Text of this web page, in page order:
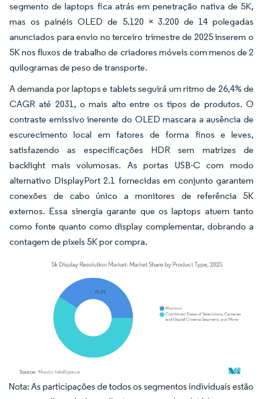
segmento de laptops fica atrás em penetração nativa de 5K,
mas os painéis OLED de 5.120 × 3.200 de 14 polegadas
anunciados para envio no terceiro trimestre de 2025 inserem o
5K nos fluxos de trabalho de criadores móveis com menos de 2
quilogramas de peso de transporte.
A demanda por laptops e tablets seguirá um ritmo de 26,4% de
CAGR até 2031, o mais alto entre os tipos de produtos. O
contraste emissivo inerente do OLED mascara a ausência de
escurecimento local em fatores de forma finos e leves,
satisfazendo as especificações HDR sem matrizes de
backlight mais volumosas. As portas USB-C com modo
alternativo DisplayPort 2.1 fornecidas em conjunto garantem
conexões de cabo único a monitores de referência 5K
externos. Essa sinergia garante que os laptops atuem tanto
como fonte quanto como display complementar, dobrando a
contagem de pixels 5K por compra.
Imagem © Mordor Intelligence. O reuso requer atribuição conforme CC BY 4.0.